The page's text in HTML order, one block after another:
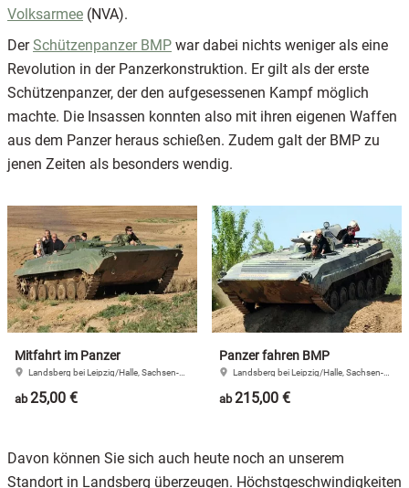
Volksarmee (NVA).
DerSchützenpanzer BMP war dabei nichts weniger als eine
Revolution in der Panzerkonstruktion. Er gilt als der erste
Schützenpanzer, der den aufgesessenen Kampf möglich
machte. Die Insassen konnten also mit ihren eigenen Waffen
aus dem Panzer heraus schießen. Zudem galt der BMP zu
jenen Zeiten als besonders wendig.
Mitfahrt im Panzer
Landsberg bei Leipzig/Halle, Sachsen-Anhalt
ab25,00 €
Panzer fahren BMP
Landsberg bei Leipzig/Halle, Sachsen-Anhalt
ab215,00 €
Davon können Sie sich auch heute noch an unserem
Standort in Landsberg überzeugen. Höchstgeschwindigkeiten